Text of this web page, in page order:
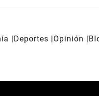
Deportes Opinión